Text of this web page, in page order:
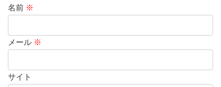
名前 ※
メール ※
サイト